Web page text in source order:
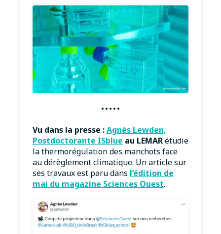
·····
Vu dans la presse :Agnès Lewden,
Postdoctorante ISblue au LEMARétudie
la thermorégulation des manchots face
au dérèglement climatique. Un article sur
ses travaux est paru dans l’édition de
mai du magazine Sciences Ouest.